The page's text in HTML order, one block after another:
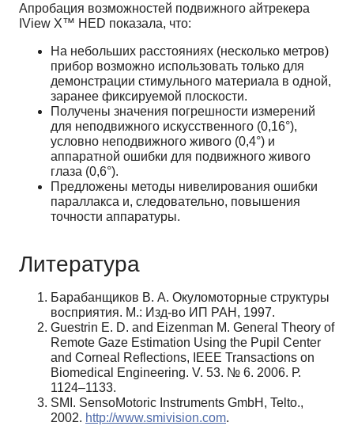
Апробация возможностей подвижного айтрекера
IView X™ HED показала, что:
На небольших расстояниях (несколько метров)
прибор возможно использовать только для
демонстрации стимульного материала в одной,
заранее фиксируемой плоскости.
Получены значения погрешности измерений
для неподвижного искусственного (0,16°),
условно неподвижного живого (0,4°) и
аппаратной ошибки для подвижного живого
глаза (0,6°).
Предложены методы нивелирования ошибки
параллакса и, следовательно, повышения
точности аппаратуры.
Литература
Барабанщиков В. А. Окуломоторные структуры
восприятия. М.: Изд-во ИП РАН, 1997.
Guestrin E. D. and Eizenman M. General Theory of
Remote Gaze Estimation Using the Pupil Center
and Corneal Reflections, IEEE Transactions on
Biomedical Engineering. V. 53. № 6. 2006. Р.
1124–1133.
SMI. SensoMotoric Instruments GmbH, Telto.,
2002. http://www.smivision.com.